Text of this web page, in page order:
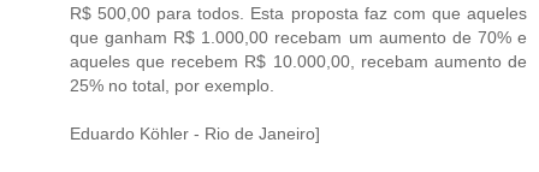
R$ 500,00 para todos. Esta proposta faz com que aqueles
que ganham R$ 1.000,00 recebam um aumento de 70% e
aqueles que recebem R$ 10.000,00, recebam aumento de
25% no total, por exemplo.
Eduardo Köhler - Rio de Janeiro]